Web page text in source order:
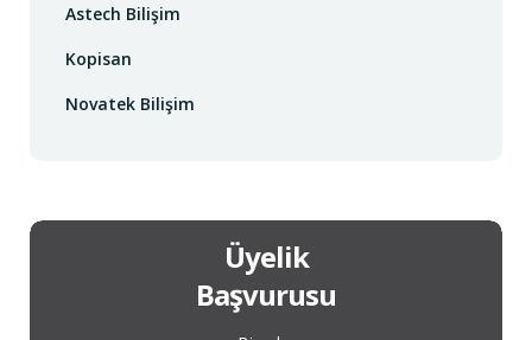
Astech Bilişim
Kopisan
Novatek Bilişim
Üyelik
Başvurusu